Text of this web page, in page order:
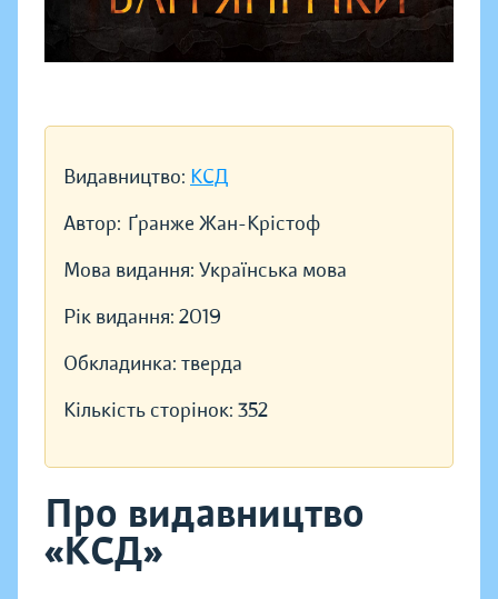
Видавництво: КСД
Автор: Ґранже Жан-Крістоф
Мова видання: Українська мова
Рік видання: 2019
Обкладинка: тверда
Кількість сторінок: 352
Про видавництво
«КСД»